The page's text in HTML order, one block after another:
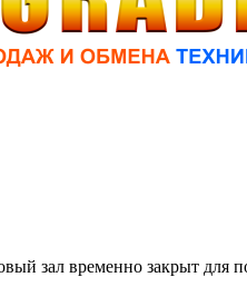
зал временно закрыт для